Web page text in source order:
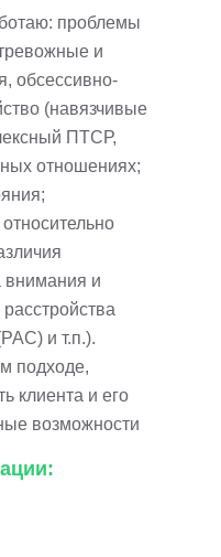
проблемы
и
обсессивно-
(навязчивые
ПТСР,
отношениях;
внимания и
и т.п.).
подходе,
клиента и его
возможности